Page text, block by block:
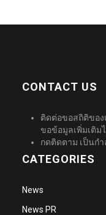
CONTACT US
ติดต่อขอสถิติขอ
ขอข้อมูลเพิ่มเติม
กดติดตาม เป็นกำ
CATEGORIES
News
News PR